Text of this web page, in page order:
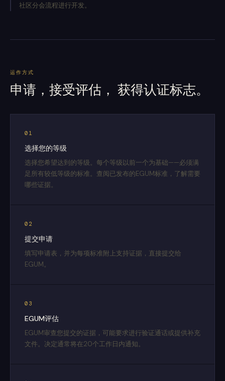
社区分会流程进行开发。
运作方式
申请，接受评估， 获得认证标志。
01
选择您的等级
选择您希望达到的等级。每个等级以前一个为基础——必须满
足所有较低等级的标准。查阅已发布的EGUM标准，了解需要
哪些证据。
02
提交申请
填写申请表，并为每项标准附上支持证据，直接提交给
EGUM。
03
EGUM评估
EGUM审查您提交的证据，可能要求进行验证通话或提供补充
文件。决定通常将在20个工作日内通知。